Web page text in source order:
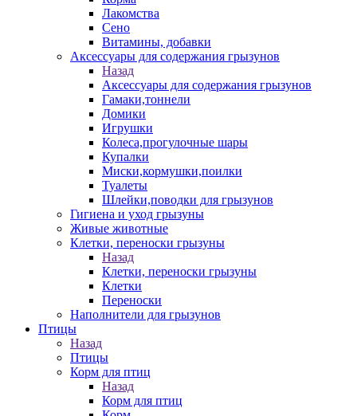
Лакомства
Сено
Витамины, добавки
Аксессуары для содержания грызунов
Назад
Аксессуары для содержания грызунов
Гамаки,тоннели
Домики
Игрушки
Колеса,прогулочные шары
Купалки
Миски,кормушки,поилки
Туалеты
Шлейки,поводки для грызунов
Гигиена и уход грызуны
Живые животные
Клетки, переноски грызуны
Назад
Клетки, переноски грызуны
Клетки
Переноски
Наполнители для грызунов
Птицы
Назад
Птицы
Корм для птиц
Назад
Корм для птиц